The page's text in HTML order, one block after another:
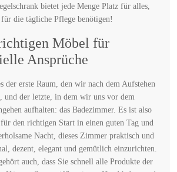
bietet jede Menge Platz für alles,
für die tägliche Pflege benötigen!
Möbel für
Ansprüche
der erste Raum, den wir nach dem Aufstehen
und der letzte, in dem wir uns vor dem
aufhalten: das Badezimmer. Es ist also
den richtigen Start in einen guten Tag und
Nacht, dieses Zimmer praktisch und
dezent, elegant und gemütlich einzurichten.
auch, dass Sie schnell alle Produkte der